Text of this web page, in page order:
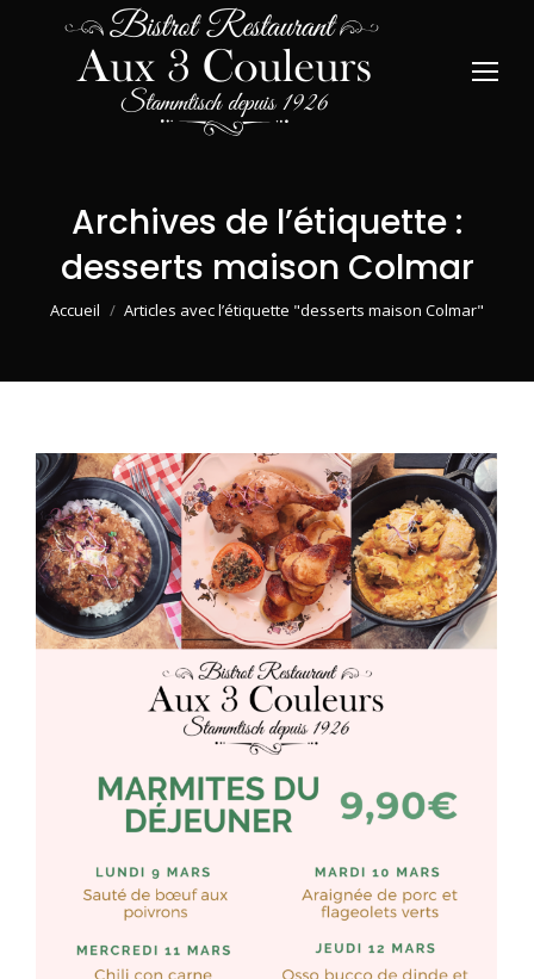
Archives de l’étiquette :
desserts maison Colmar
Vous êtes ici :
Accueil Articles avec l’étiquette "desserts maison Colmar"